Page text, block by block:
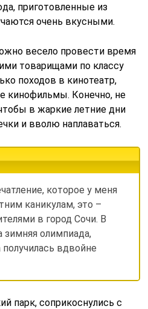
приготовленные из
очень вкусными.
весело провести время
товарищами по классу
походов в кинотеатр,
кинофильмы. Конечно, не
в жаркие летние дни
и вволю наплаваться.
которое у меня
каникулам, это –
в город Сочи. В
зимняя олимпиада,
вдвойне
парк, соприкоснулись с